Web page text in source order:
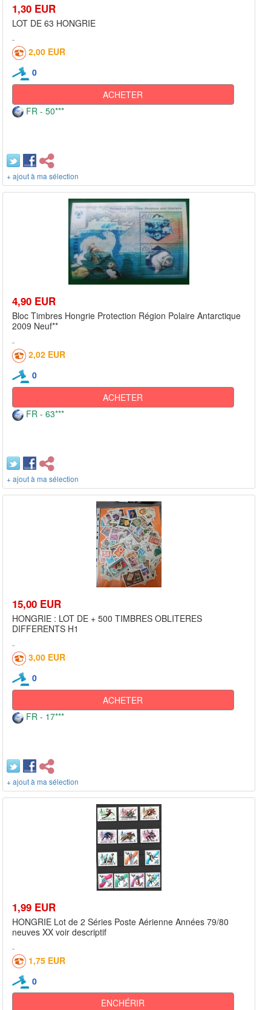
1,30 EUR
LOT DE 63 HONGRIE
2,00 EUR
0
ACHETER
FR - 50***
+ ajout à ma sélection
4,90 EUR
Bloc Timbres Hongrie Protection Région Polaire Antarctique
2009 Neuf**
2,02 EUR
0
ACHETER
FR - 63***
+ ajout à ma sélection
15,00 EUR
HONGRIE : LOT DE + 500 TIMBRES OBLITERES
DIFFERENTS H1
3,00 EUR
0
ACHETER
FR - 17***
+ ajout à ma sélection
1,99 EUR
HONGRIE Lot de 2 Séries Poste Aérienne Années 79/80
neuves XX voir descriptif
1,75 EUR
0
ENCHÉRIR